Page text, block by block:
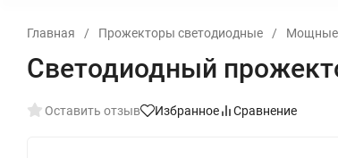
Главная / Прожекторы светодиодные / Мощные
Светодиодный
Оставить отзыв Избранное Сравнение